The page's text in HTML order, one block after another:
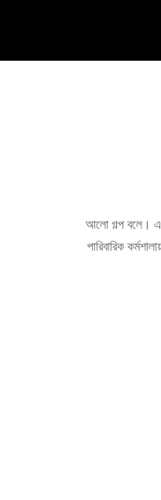
আলো গল্প বলে।
পারিবারিক